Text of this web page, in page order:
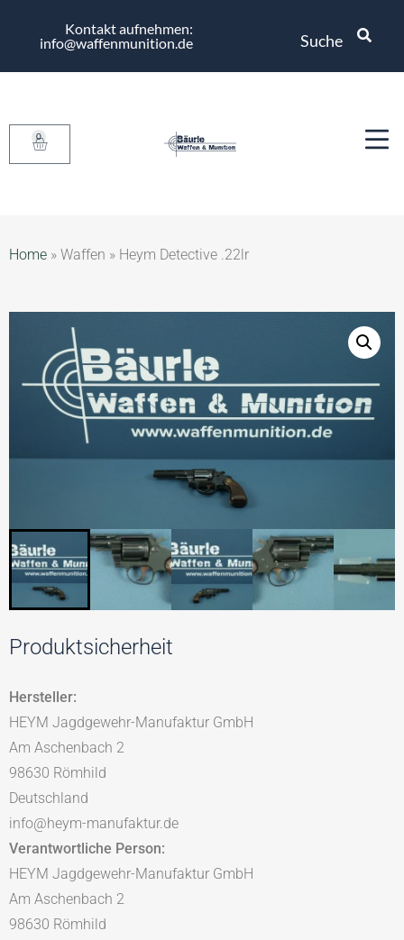
Kontakt aufnehmen:
info@waffenmunition.de
Suche
0
Home » Waffen » Heym Detective .22lr
Produktsicherheit
Hersteller:
HEYM Jagdgewehr-Manufaktur GmbH
Am Aschenbach 2
98630 Römhild
Deutschland
info@heym-manufaktur.de
Verantwortliche Person:
HEYM Jagdgewehr-Manufaktur GmbH
Am Aschenbach 2
98630 Römhild